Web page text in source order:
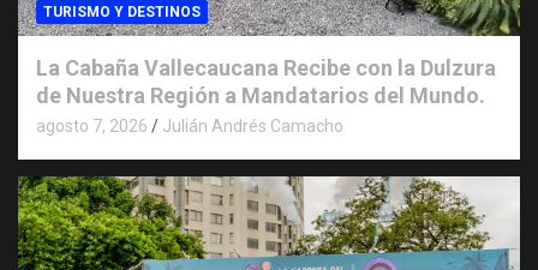
TURISMO Y DESTINOS
La Cabaña Vallecaucana Recibe con la Dulzura
de Nuestra Región a Mandatarios del Mundo.
agosto 7, 2026 Julián Andrés Camacho